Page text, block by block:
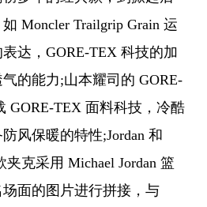
Moncler Trailgrip Grain 运
达，GORE-TEX 科技的加
的能力;山本耀司的 GORE-
GORE-TEX 面料科技，冷酷
风保暖的特性;Jordan 和
克采用 Michael Jordan 篮
面的图片进行拼接，与